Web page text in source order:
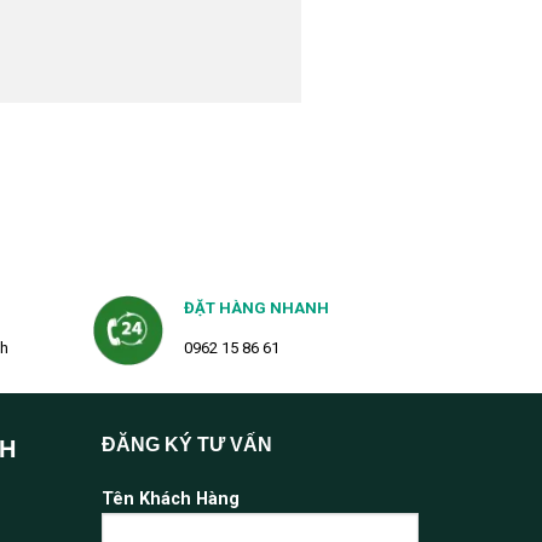
ĐẶT HÀNG NHANH
0962 15 86 61
ĐĂNG KÝ TƯ VẤN
Tên Khách Hàng